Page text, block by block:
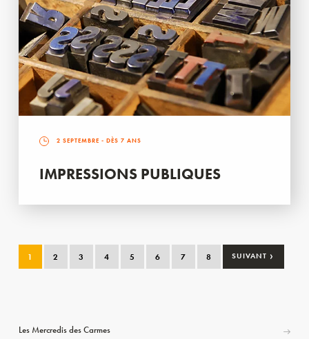
2 SEPTEMBRE - DÈS 7 ANS
IMPRESSIONS PUBLIQUES
1 2 3 4 5 6 7 8 SUIVANT ›
Les Mercredis des Carmes